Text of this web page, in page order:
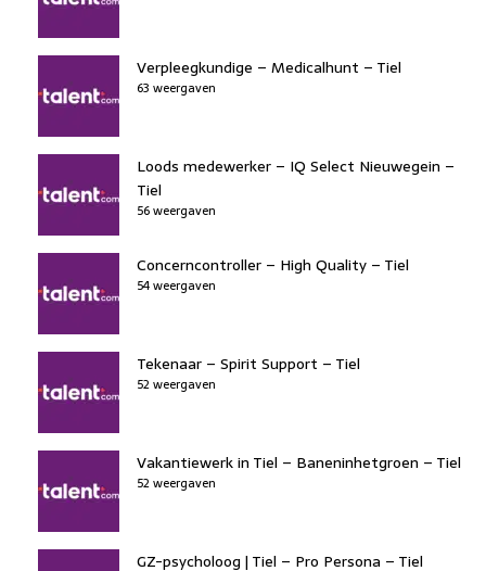
Verpleegkundige – Medicalhunt – Tiel
63 weergaven
Loods medewerker – IQ Select Nieuwegein –
Tiel
56 weergaven
Concerncontroller – High Quality – Tiel
54 weergaven
Tekenaar – Spirit Support – Tiel
52 weergaven
Vakantiewerk in Tiel – Baneninhetgroen – Tiel
52 weergaven
GZ-psycholoog | Tiel – Pro Persona – Tiel